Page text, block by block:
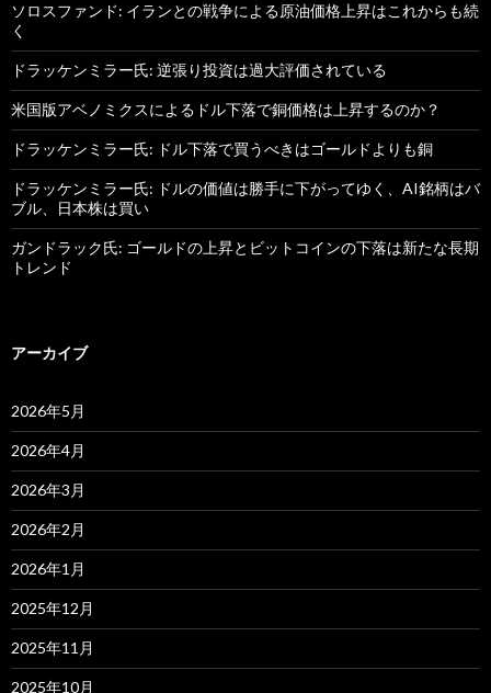
ソロスファンド: イランとの戦争による原油価格上昇はこれからも続
く
ドラッケンミラー氏: 逆張り投資は過大評価されている
米国版アベノミクスによるドル下落で銅価格は上昇するのか？
ドラッケンミラー氏: ドル下落で買うべきはゴールドよりも銅
ドラッケンミラー氏: ドルの価値は勝手に下がってゆく、AI銘柄はバ
ブル、日本株は買い
ガンドラック氏: ゴールドの上昇とビットコインの下落は新たな長期
トレンド
アーカイブ
2026年5月
2026年4月
2026年3月
2026年2月
2026年1月
2025年12月
2025年11月
2025年10月